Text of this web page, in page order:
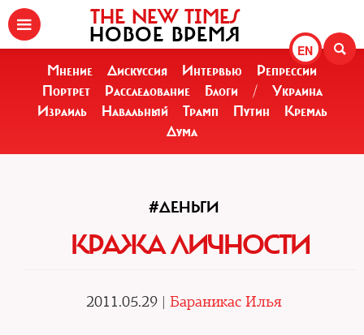
EN
THE NEW TIMES
НОВОЕ ВРЕМЯ
Мнение Дискуссия Интервью
Репрессии
Портрет
Расследование Блоги /
Украина
Израиль
Навальный Трамп Путин
Кремль
Дума
#ДЕНЬГИ
КРАЖА ЛИЧНОСТИ
2011.05.29 | Бараникас Илья